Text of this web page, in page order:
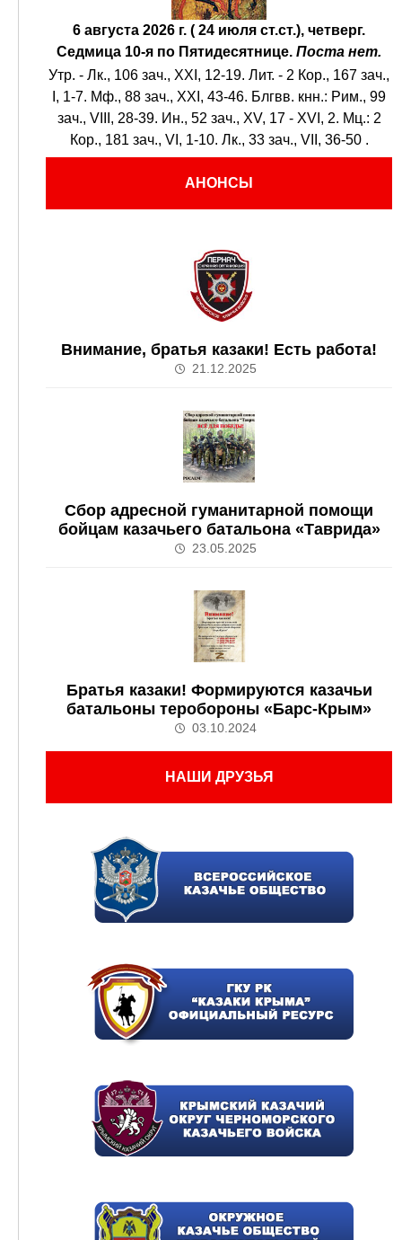
6 августа 2026 г. ( 24 июля ст.ст.), четверг.
Седмица 10-я по Пятидесятнице. Поста нет.
Утр. - Лк., 106 зач., XXI, 12-19. Лит. - 2 Кор., 167 зач.,
I, 1-7. Мф., 88 зач., XXI, 43-46. Блгвв. кнн.: Рим., 99
зач., VIII, 28-39. Ин., 52 зач., XV, 17 - XVI, 2. Мц.: 2
Кор., 181 зач., VI, 1-10. Лк., 33 зач., VII, 36-50 .
АНОНСЫ
Внимание, братья казаки! Есть работа!
21.12.2025
Сбор адресной гуманитарной помощи
бойцам казачьего батальона «Таврида»
23.05.2025
Братья казаки! Формируются казачьи
батальоны теробороны «Барс-Крым»
03.10.2024
НАШИ ДРУЗЬЯ